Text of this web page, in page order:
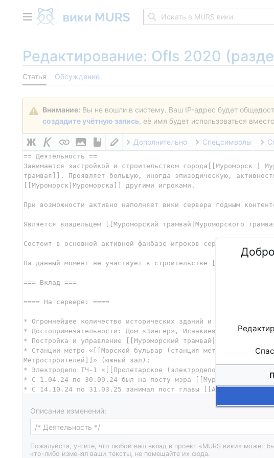
содержаниюГлавное меню
Редактирование: Ofls 2020
Статья Обсуждение
Внимание: Вы не вошли в систему. Ваш IP-адрес будет
создадите учётную запись, её имя будет использоваться
Дополнительно Спецсимволы
Описание изменений:
Пожалуйста, учтите, что любой ваш вклад в проект «MURS вики» может
кто-либо изменял ваши тексты, не помещайте их сюда.